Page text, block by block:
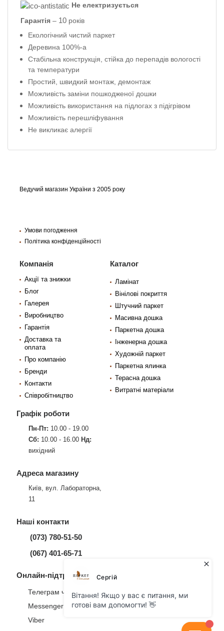
Не електризується
Гарантія – 10 років
Екологічний чистий паркет
Деревина 100%-а
Стабільна конструкція, стійка до перепадів вологості
та температури
Простий, швидкий монтаж, демонтаж
Можливість заміни пошкодженої дошки
Можливість використання на підлогах з підігрівом
Можливість перешліфування
Не викликає алергії
Ведучий магазин України з 2005 року
Умови погодження
Політика конфіденційності
Компанія
Акції та знижки
Блог
Галерея
Виробництво
Гарантія
Доставка та
оплата
Про компанію
Бренди
Контакти
Співробітництво
Каталог
Ламінат
Вінілові покриття
Штучний паркет
Масивна дошка
Паркетна дошка
Інженерна дошка
Художній паркет
Паркетна ялинка
Терасна дошка
Витратні матеріали
Графік роботи
Пн-Пт: 10.00 - 19.00
Сб: 10.00 - 16.00 Нд:
вихідний
Адреса магазину
Київ, вул. Лабораторна,
11
Наші контакти
(073) 780-51-50
(067) 401-65-71
Онлайн-підтримка
Телеграм чат
Messenger
Viber